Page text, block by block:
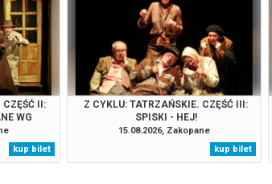
CZĘŚĆ II:
WG
kup bilet
Z CYKLU: TATRZAŃSKIE. CZĘŚĆ III:
SPISKI - HEJ!
15.08.2026, Zakopane
kup bilet